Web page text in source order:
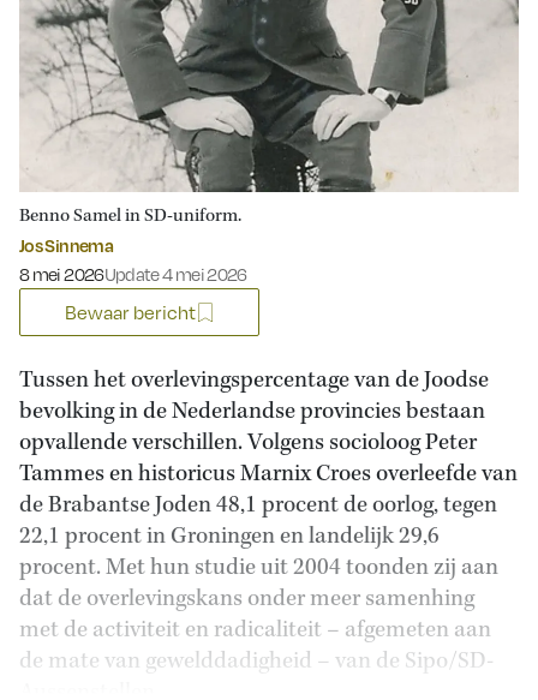
Benno Samel in SD-uniform.
Jos Sinnema
Gepubliceerd op:
8 mei 2026Update 4 mei 2026
Bewaar bericht
Tussen het overlevingspercentage van de Joodse
bevolking in de Nederlandse provincies bestaan
opvallende verschillen. Volgens socioloog Peter
Tammes en historicus Marnix Croes overleefde van
de Brabantse Joden 48,1 procent de oorlog, tegen
22,1 procent in Groningen en landelijk 29,6
procent. Met hun studie uit 2004 toonden zij aan
dat de overlevingskans onder meer samenhing
met de activiteit en radicaliteit – afgemeten aan
de mate van gewelddadigheid – van de Sipo/SD-